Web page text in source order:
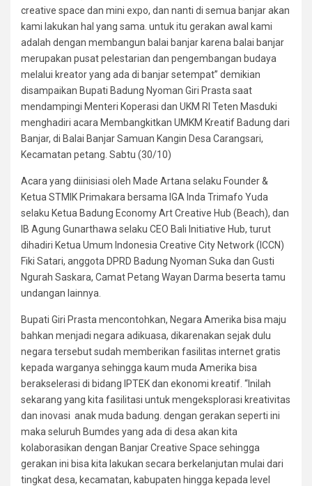
creative space dan mini expo, dan nanti di semua banjar akan
kami lakukan hal yang sama. untuk itu gerakan awal kami
adalah dengan membangun balai banjar karena balai banjar
merupakan pusat pelestarian dan pengembangan budaya
melalui kreator yang ada di banjar setempat” demikian
disampaikan Bupati Badung Nyoman Giri Prasta saat
mendampingi Menteri Koperasi dan UKM RI Teten Masduki
menghadiri acara Membangkitkan UMKM Kreatif Badung dari
Banjar, di Balai Banjar Samuan Kangin Desa Carangsari,
Kecamatan petang. Sabtu (30/10)
Acara yang diinisiasi oleh Made Artana selaku Founder &
Ketua STMIK Primakara bersama IGA Inda Trimafo Yuda
selaku Ketua Badung Economy Art Creative Hub (Beach), dan
IB Agung Gunarthawa selaku CEO Bali Initiative Hub, turut
dihadiri Ketua Umum Indonesia Creative City Network (ICCN)
Fiki Satari, anggota DPRD Badung Nyoman Suka dan Gusti
Ngurah Saskara, Camat Petang Wayan Darma beserta tamu
undangan lainnya.
Bupati Giri Prasta mencontohkan, Negara Amerika bisa maju
bahkan menjadi negara adikuasa, dikarenakan sejak dulu
negara tersebut sudah memberikan fasilitas internet gratis
kepada warganya sehingga kaum muda Amerika bisa
berakselerasi di bidang IPTEK dan ekonomi kreatif. “Inilah
sekarang yang kita fasilitasi untuk mengeksplorasi kreativitas
dan inovasi anak muda badung. dengan gerakan seperti ini
maka seluruh Bumdes yang ada di desa akan kita
kolaborasikan dengan Banjar Creative Space sehingga
gerakan ini bisa kita lakukan secara berkelanjutan mulai dari
tingkat desa, kecamatan, kabupaten hingga kepada level